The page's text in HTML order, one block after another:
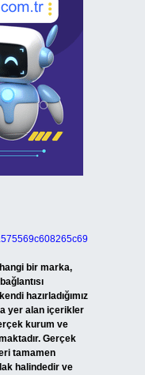
bir marka,
hazırladığımız
yer alan içerikler
kurum ve
Gerçek
tamamen
halindedir ve